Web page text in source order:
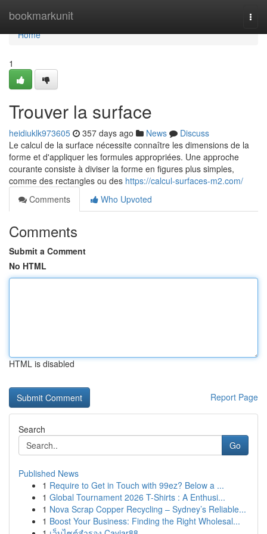
bookmarkunit
Home
Home
1
Trouver la surface
heidiuklk973605 357 days ago News
Discuss
Le calcul de la surface nécessite connaître les dimensions de la
forme et d'appliquer les formules appropriées. Une approche
courante consiste à diviser la forme en figures plus simples,
comme des rectangles ou des https://calcul-surfaces-m2.com/
Comments
Who Upvoted
Comments
Submit a Comment
No HTML
HTML is disabled
Report Page
Search
Go
Published News
1 Require to Get in Touch with 99ez? Below a ...
1 Global Tournament 2026 T-Shirts : A Enthusi...
1 Nova Scrap Copper Recycling – Sydney’s Reliable...
1 Boost Your Business: Finding the Right Wholesal...